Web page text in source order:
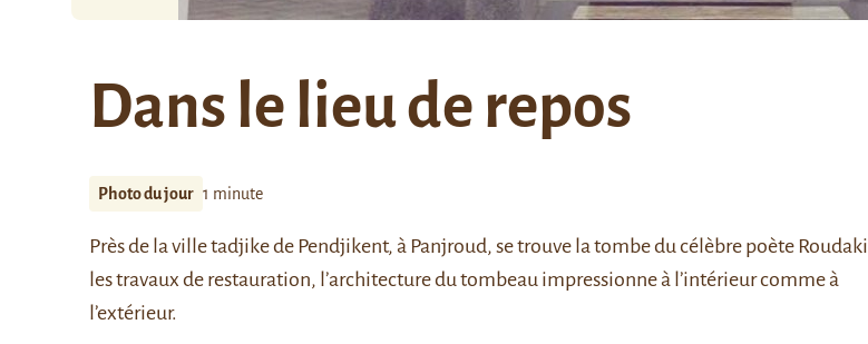
Dans le lieu de repos
Photo du jour 1 minute
Près de la ville tadjike de Pendjikent, à Panjroud, se trouve la tombe du célèbre poète Roudaki
les travaux de restauration, l’architecture du tombeau impressionne à l’intérieur comme à
l’extérieur.